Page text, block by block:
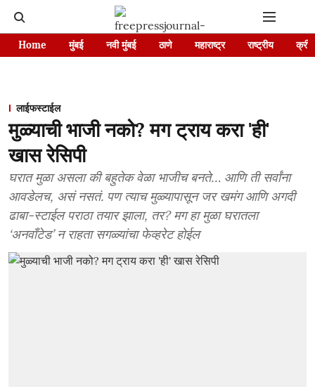
Home मुंबई नवी मुंबई ठाणे महाराष्ट्र राष्ट्रीय
लाईफस्टाईल
मुळ्याची भाजी नको? मग ट्राय करा 'ही'
खास रेसिपी
घरात मुळा असला की बहुतेक वेळा भाजीच बनते… आणि ती सर्वांना
आवडेलच, असं नसतं. पण त्याच मुळ्यापासून जर खमंग आणि अगदी
ढाबा-स्टाईल पराठा तयार झाला, तर? मग हा मुळा घरातला
‘अनवाँटेड’ न राहता सगळ्यांचा फेव्हरेट होईल